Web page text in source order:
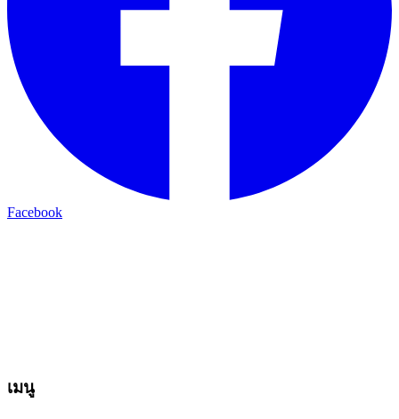
Facebook
เมนู